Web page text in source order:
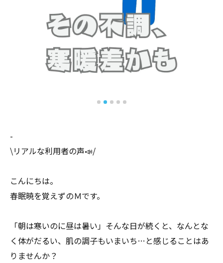
-
\リアルな利用者の声📣/
こんにちは。
春眠暁を覚えずのＭです。
「朝は寒いのに昼は暑い」そんな日が続くと、なんとな
く体がだるい、肌の調子もいまいち…と感じることはあ
りませんか？